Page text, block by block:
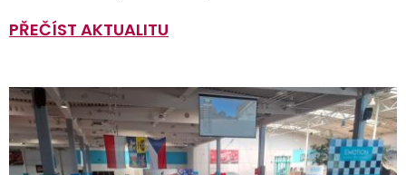
PŘEČÍST AKTUALITU